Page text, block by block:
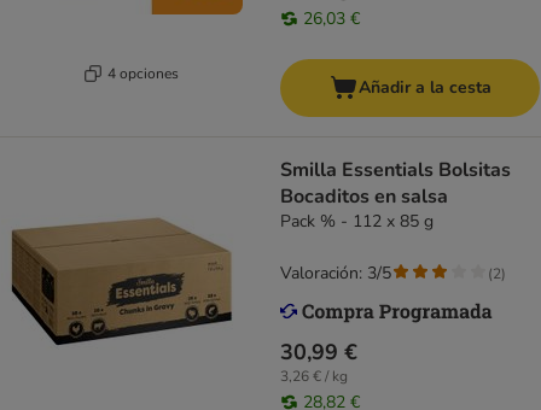
4 opciones
26,03 €
Añadir a la cesta
Smilla Essentials Bolsitas
Bocaditos en salsa
Pack % - 112 x 85 g
30,99 €
3,26 € / kg
28,82 €
Valoración: 3/5 (2)